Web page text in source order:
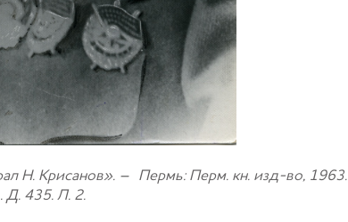
Н. Крисанов». – Пермь: Перм. кн. изд-во, 1963.
Д. 435. Л. 2.